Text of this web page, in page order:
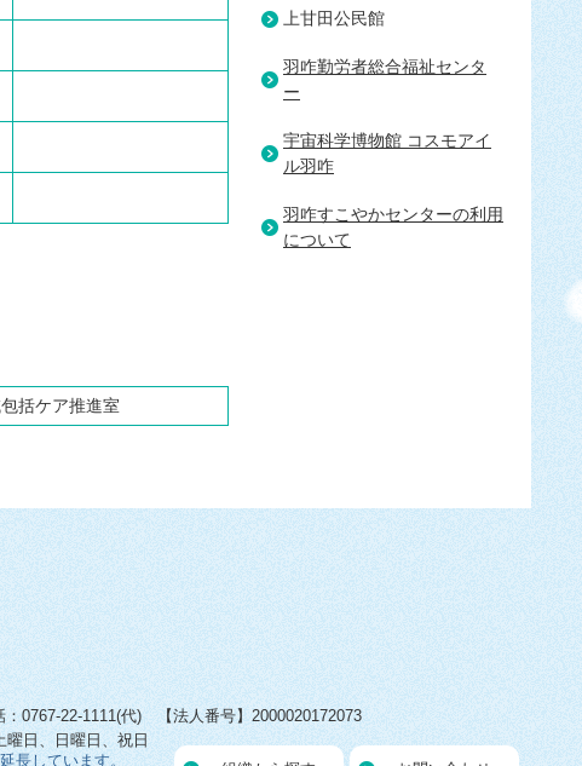
括ケア推進室
上甘田公民館
羽咋勤労者総合福祉センタ
ー
宇宙科学博物館 コスモアイ
ル羽咋
羽咋すこやかセンターの利用
について
0767-22-1111(代) 【法人番号】2000020172073
曜日、日曜日、祝日
長しています。